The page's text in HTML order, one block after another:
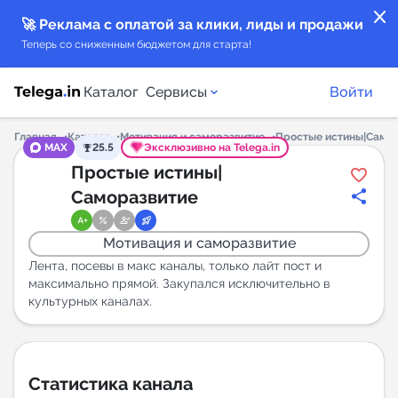
close
🚀 Реклама с оплатой за клики, лиды и продажи
Теперь со сниженным бюджетом для старта!
Каталог Сервисы
Каталог каналов
Каталог ботов
Горящие предложения
Индекс читаемости каналов в Telegram
New
New
Войти
Главная Каталог Мотивация и саморазвитие
Простые
MAX
25.5 Эксклюзивно на Telega.in
Простые истины|
Саморазвитие
Мотивация и саморазвитие
Лента, посевы в макс каналы, только лайт пост и
максимально прямой. Закупался исключительно в
культурных каналах.
Статистика канала